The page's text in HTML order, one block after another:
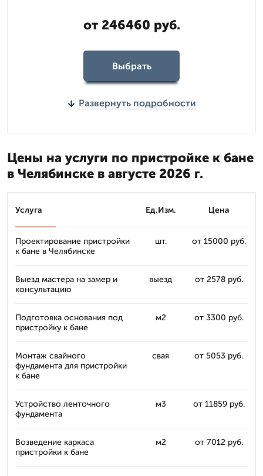
от 246460 руб.
Выбрать
Развернуть подробности
Цены на услуги по пристройке к бане
в Челябинске в августе 2026 г.
Услуга Ед.Изм. Цена
Проектирование пристройки
к бане в Челябинске
шт. от 15000 руб.
Выезд мастера на замер и
консультацию
выезд от 2578 руб.
Подготовка основания под
пристройку к бане
м2 от 3300 руб.
Монтаж свайного
фундамента для пристройки
к бане
свая от 5053 руб.
Устройство ленточного
фундамента
м3 от 11859 руб.
Возведение каркаса
пристройки к бане
м2 от 7012 руб.